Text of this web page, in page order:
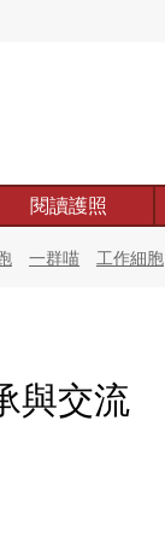
閱讀護照
一群喵 工作細胞
與交流